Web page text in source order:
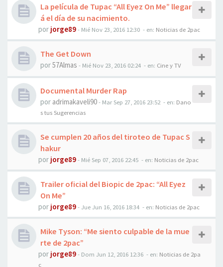
La película de Tupac “All Eyez On Me” llegar
á el día de su nacimiento.
por jorge89- Mié Nov 23, 2016 12:30 - en: Noticias de 2pac
The Get Down
por57Almas - Mié Nov 23, 2016 02:24 - en: Cine y TV
Documental Murder Rap
por adrimakaveli90- Mar Sep 27, 2016 23:52 - en: Dano
s tus Sugerencias
Se cumplen 20 años del tiroteo de Tupac S
hakur
por jorge89- Mié Sep 07, 2016 22:45 - en: Noticias de 2pac
Trailer oficial del Biopic de 2pac: “All Eyez
On Me”
por jorge89-Jue Jun 16, 2016 18:34 - en: Noticias de 2pac
Mike Tyson: “Me siento culpable de la mue
rte de 2pac”
por jorge89- Dom Jun 12, 2016 12:36 - en: Noticias de 2pa
c